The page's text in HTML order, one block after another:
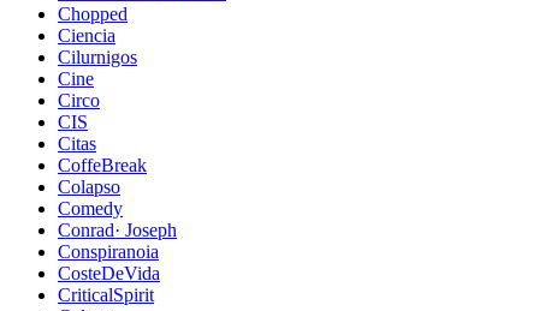
Chopped
Ciencia
Cilurnigos
Cine
Circo
CIS
Citas
CoffeBreak
Colapso
Comedy
Conrad· Joseph
Conspiranoia
CosteDeVida
CriticalSpirit